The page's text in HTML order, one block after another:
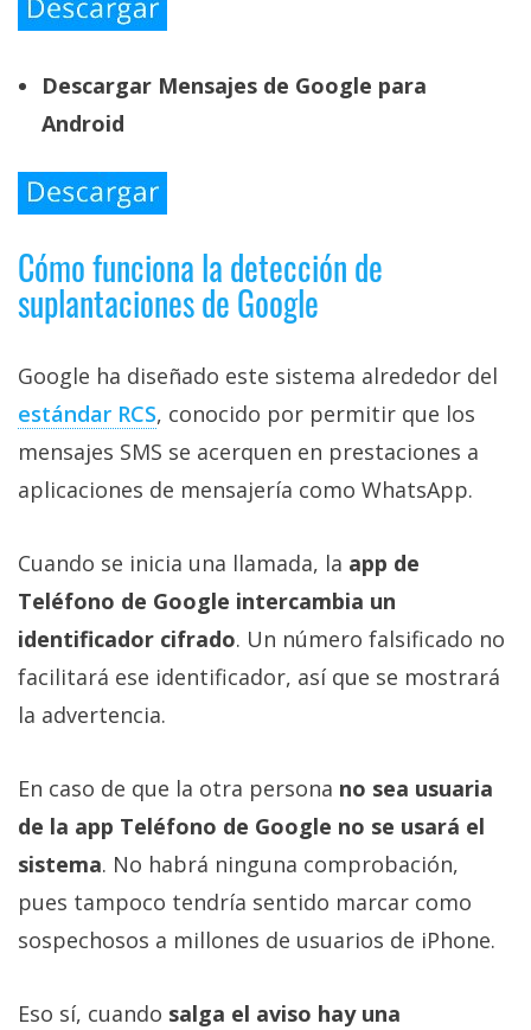
Descargar Mensajes de Google para
Android
Cómo funciona la detección de
suplantaciones de Google
Google ha diseñado este sistema alrededor del
estándar RCS‎, conocido por permitir que los
mensajes SMS se acerquen en prestaciones a
aplicaciones de mensajería como WhatsApp.
Cuando se inicia una llamada, la app de
Teléfono de Google intercambia un
identificador cifrado. Un número falsificado no
facilitará ese identificador, así que se mostrará
la advertencia.
En caso de que la otra persona no sea usuaria
de la app Teléfono de Google no se usará el
sistema. No habrá ninguna comprobación,
pues tampoco tendría sentido marcar como
sospechosos a millones de usuarios de iPhone.
Eso sí, cuando salga el aviso hay una